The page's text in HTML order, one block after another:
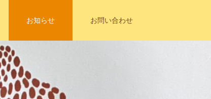
お知らせ お問い合わせ